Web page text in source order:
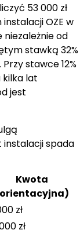
53 000 zł
OZE w
od
stawką 32%
stawce 12%
kilka lat
jest
spada
Kwota
zł
zł